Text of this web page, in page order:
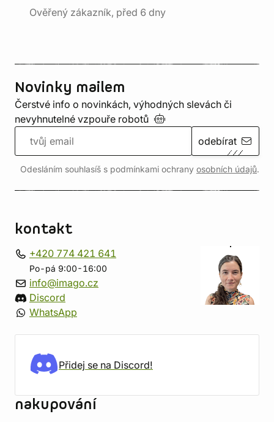
Ověřený zákazník, před 6 dny
Novinky mailem
Čerstvé info o novinkách, výhodných slevách či
nevyhnutelné vzpouře robotů
odebírat
Odesláním souhlasíš s podmínkami ochrany osobních údajů.
kontakt
+420 774 421 641
Po-pá 9:00-16:00
info@imago.cz
Discord
WhatsApp
Přidej se na Discord!
nakupování